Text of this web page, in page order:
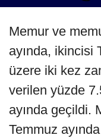
Memur ve
ayında, ikincisi
üzere iki kez
verilen yüzde
ayında geçildi.
Temmuz